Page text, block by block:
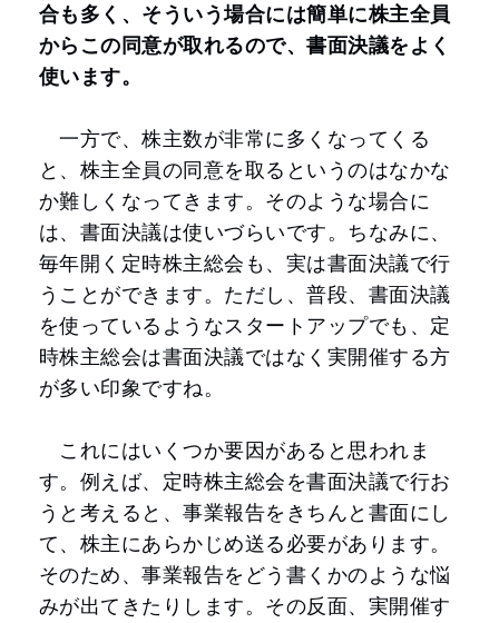
合も多く、そういう場合には簡単に株主全員
からこの同意が取れるので、書面決議をよく
使います。
一方で、株主数が非常に多くなってくる
と、株主全員の同意を取るというのはなかな
か難しくなってきます。そのような場合に
は、書面決議は使いづらいです。ちなみに、
毎年開く定時株主総会も、実は書面決議で行
うことができます。ただし、普段、書面決議
を使っているようなスタートアップでも、定
時株主総会は書面決議ではなく実開催する方
が多い印象ですね。
これにはいくつか要因があると思われま
す。例えば、定時株主総会を書面決議で行お
うと考えると、事業報告をきちんと書面にし
て、株主にあらかじめ送る必要があります。
そのため、事業報告をどう書くかのような悩
みが出てきたりします。その反面、実開催す